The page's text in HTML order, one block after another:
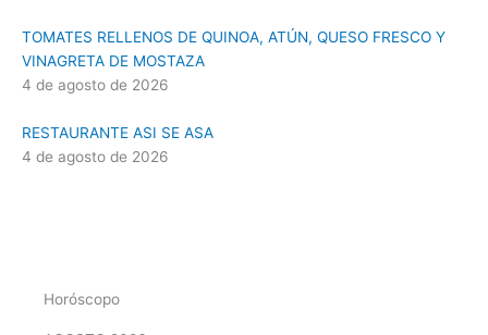
TOMATES RELLENOS DE QUINOA, ATÚN, QUESO FRESCO Y
VINAGRETA DE MOSTAZA
4 de agosto de 2026
RESTAURANTE ASI SE ASA
4 de agosto de 2026
Horóscopo